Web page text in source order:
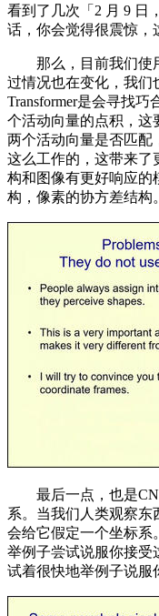
看到了几次「2 月 9 日
话，你会觉得很震惊，
那么，目前我们使用
过情况也在变化，我们
Transformer是会寻找
个活动向量的点积，这
两个活动向量是否匹配
这么工作的，这带来了
构和图像有更好响应的
构，像素的协方差结构。
最后一点，也是
系。当我们人类观察
会给它假定一个坐标系
举例子尝试说服你接受
试着很快地举例子说服